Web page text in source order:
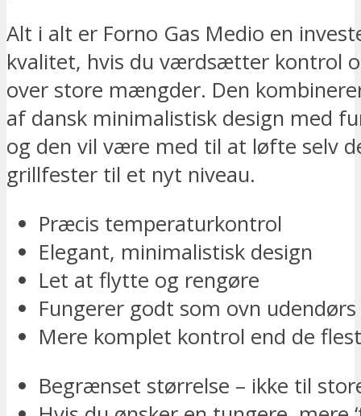
Alt i alt er Forno Gas Medio en
kvalitet, hvis du værdsætter kontrol
over store mængder. Den
af dansk minimalistisk design med
og den vil være med til at løfte selv
grillfester til et nyt niveau.
Præcis temperaturkontrol
Elegant, minimalistisk design
Let at flytte og rengøre
Fungerer godt som ovn udendørs
Mere komplet kontrol end de
Begrænset størrelse – ikke til